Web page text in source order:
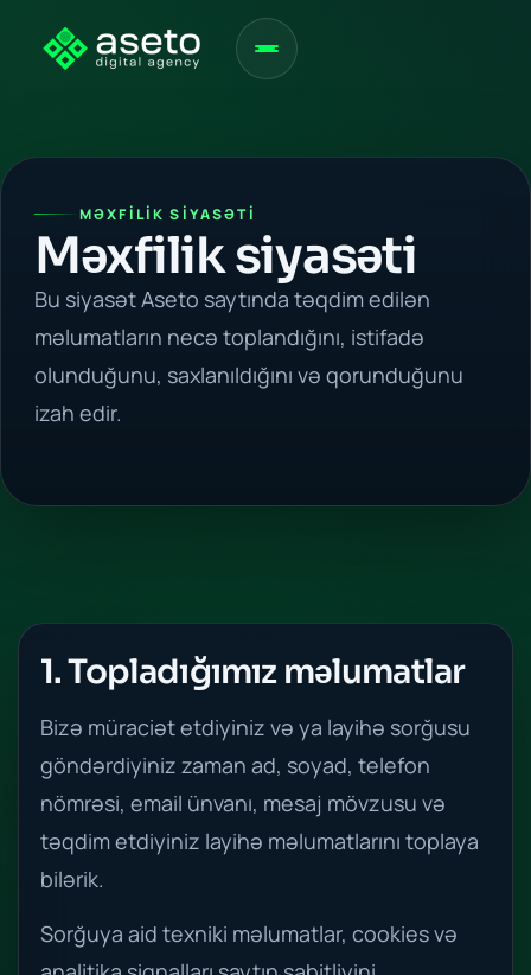
MƏXFILIK SIYASƏTI
Məxfilik siyasəti
Bu siyasət Aseto saytında təqdim edilən
məlumatların necə toplandığını, istifadə
olunduğunu, saxlanıldığını və qorunduğunu
izah edir.
1. Topladığımız məlumatlar
Bizə müraciət etdiyiniz və ya layihə sorğusu
göndərdiyiniz zaman ad, soyad, telefon
nömrəsi, email ünvanı, mesaj mövzusu və
təqdim etdiyiniz layihə məlumatlarını toplaya
bilərik.
Sorğuya aid texniki məlumatlar, cookies və